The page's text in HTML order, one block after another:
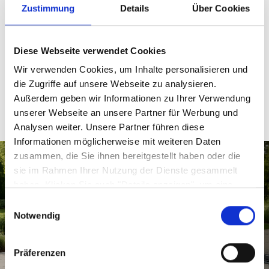
Zustimmung Details Über Cookies
Diese Webseite verwendet Cookies
Wir verwenden Cookies, um Inhalte personalisieren und
die Zugriffe auf unsere Webseite zu analysieren.
Außerdem geben wir Informationen zu Ihrer Verwendung
unserer Webseite an unsere Partner für Werbung und
Analysen weiter. Unsere Partner führen diese
Informationen möglicherweise mit weiteren Daten
zusammen, die Sie ihnen bereitgestellt haben oder die
sie im Rahmen Ihrer Nutzung der Dienste gesammelt
Information dazu und die Möglichkeit, Ihre Auswahl im
Einwilligungsauswahl
Notwendig
Präferenzen
Sofort abholbereit
199,-€ 79,-€